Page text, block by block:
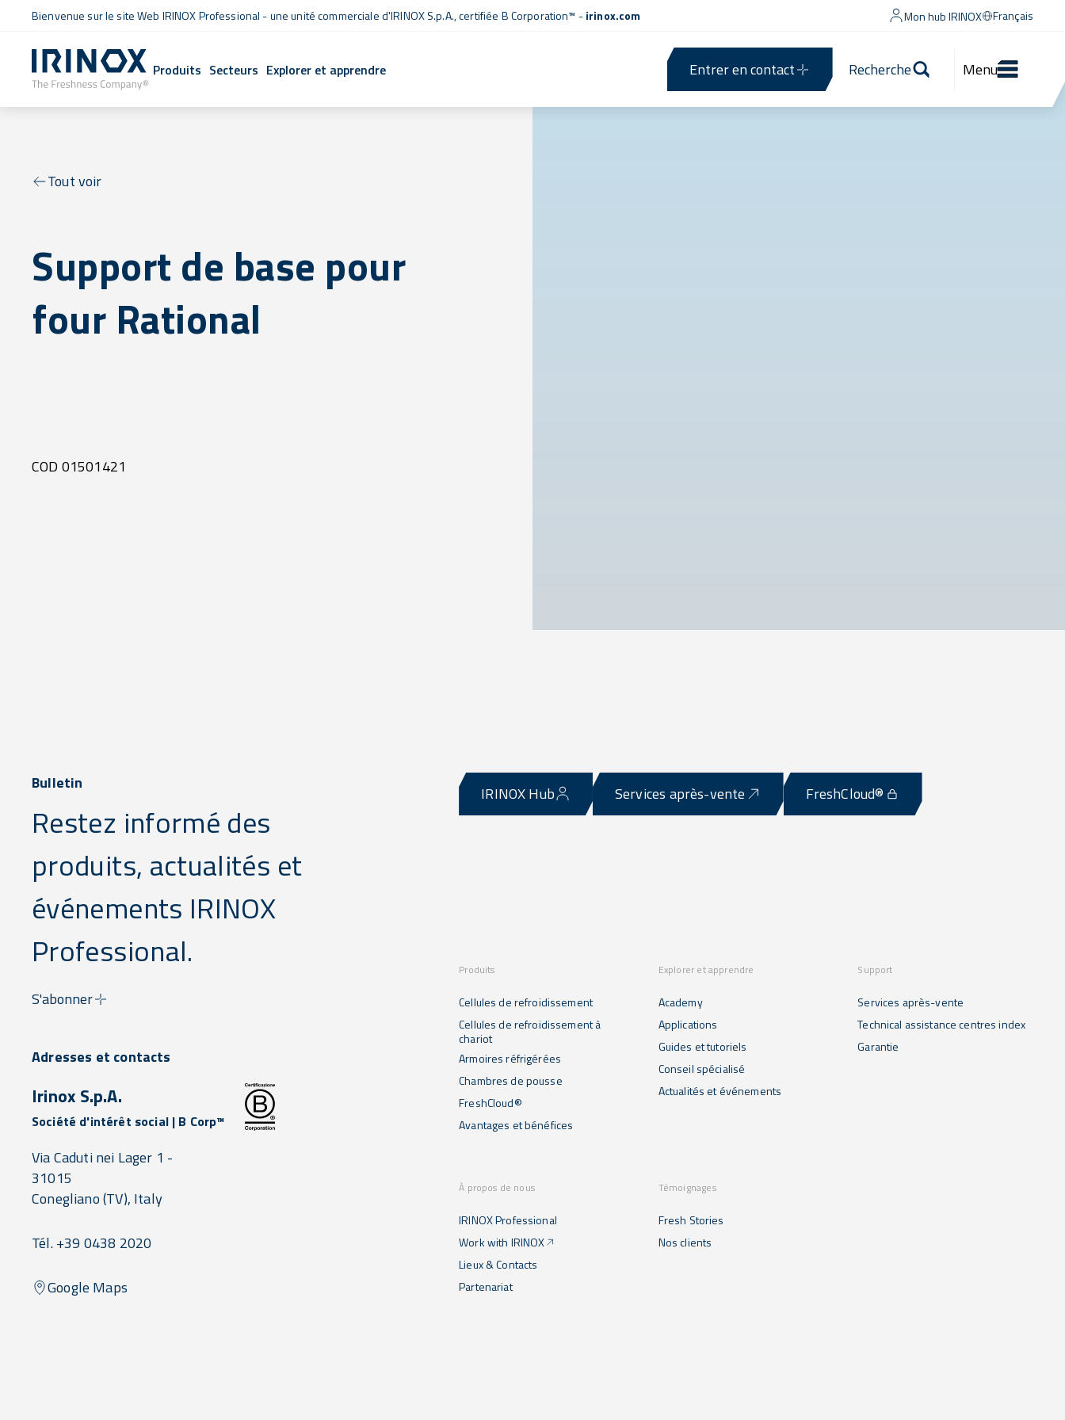
Bienvenue sur le site Web IRINOX Professional - une unité commerciale d'IRINOX S.p.A.,certifiée B Corporation™ -irinox.com Mon hub IRINOX Français
Produits Secteurs Explorer et apprendre Entrer en contact Recherche Menu
Tout voir
Support de base pour
four Rational
COD 01501421
Bulletin
Restez informé des
produits, actualités et
événements IRINOX
Professional.
S'abonner
IRINOX Hub Services après-vente FreshCloud®
Produits
Cellules de refroidissement
Cellules de refroidissement à
chariot
Armoires réfrigérées
Chambres de pousse
FreshCloud®
Avantages et bénéfices
Explorer et apprendre
Academy
Applications
Guides et tutoriels
Conseil spécialisé
Actualités et événements
Support
Services après-vente
Technical assistance centres index
Garantie
À propos de nous
IRINOX Professional
Work with IRINOX
Lieux & Contacts
Partenariat
Témoignages
Fresh Stories
Nos clients
Adresses et contacts
Irinox S.p.A.
Société d'intérêt social | B Corp™
Via Caduti nei Lager 1 -
31015
Conegliano(TV), Italy
Tél. +39 0438 2020
Google Maps